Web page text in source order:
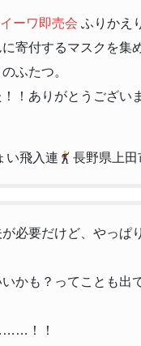
ーワ即売会 ふりかえ
寄付するマスクを集
ふたつ。
！ありがとうござい
い飛入連 長野県上
必要だけど、やっぱ
かも？ってことも出
！！